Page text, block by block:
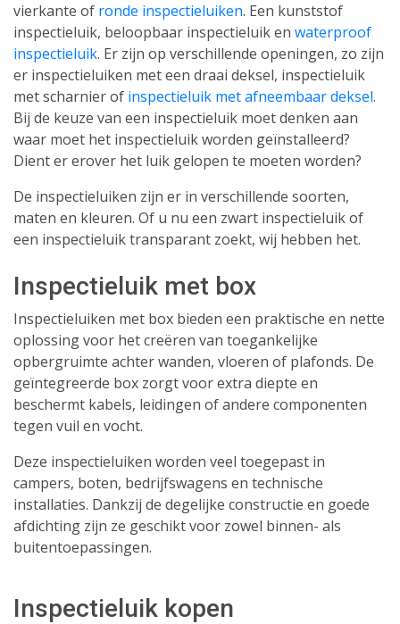
vierkante of ronde inspectieluiken. Een kunststof
inspectieluik, beloopbaar inspectieluik en waterproof
inspectieluik. Er zijn op verschillende openingen, zo zijn
er inspectieluiken met een draai deksel, inspectieluik
met scharnier of inspectieluik met afneembaar deksel.
Bij de keuze van een inspectieluik moet denken aan
waar moet het inspectieluik worden geïnstalleerd?
Dient er erover het luik gelopen te moeten worden?
De inspectieluiken zijn er in verschillende soorten,
maten en kleuren. Of u nu een zwart inspectieluik of
een inspectieluik transparant zoekt, wij hebben het.
Inspectieluik met box
Inspectieluiken met box bieden een praktische en nette
oplossing voor het creëren van toegankelijke
opbergruimte achter wanden, vloeren of plafonds. De
geïntegreerde box zorgt voor extra diepte en
beschermt kabels, leidingen of andere componenten
tegen vuil en vocht.
Deze inspectieluiken worden veel toegepast in
campers, boten, bedrijfswagens en technische
installaties. Dankzij de degelijke constructie en goede
afdichting zijn ze geschikt voor zowel binnen- als
buitentoepassingen.
Inspectieluik kopen